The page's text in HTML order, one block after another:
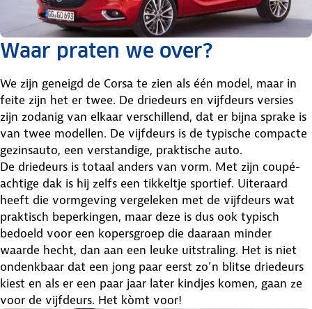
Waar praten we over?
We zijn geneigd de Corsa te zien als één model, maar in
feite zijn het er twee. De driedeurs en vijfdeurs versies
zijn zodanig van elkaar verschillend, dat er bijna sprake is
van twee modellen. De vijfdeurs is de typische compacte
gezinsauto, een verstandige, praktische auto.
De driedeurs is totaal anders van vorm. Met zijn coupé-
achtige dak is hij zelfs een tikkeltje sportief. Uiteraard
heeft die vormgeving vergeleken met de vijfdeurs wat
praktisch beperkingen, maar deze is dus ook typisch
bedoeld voor een kopersgroep die daaraan minder
waarde hecht, dan aan een leuke uitstraling. Het is niet
ondenkbaar dat een jong paar eerst zo’n blitse driedeurs
kiest en als er een paar jaar later kindjes komen, gaan ze
voor de vijfdeurs. Het kòmt voor!